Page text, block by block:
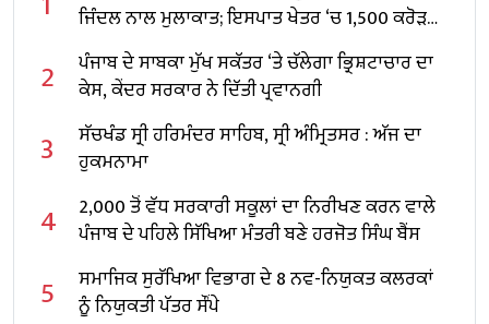
ਜਿੰਦਲ ਨਾਲ ਮੁਲਾਕਾਤ; ਇਸਪਾਤ ਖੇਤਰ ‘ਚ ₹1,500 ਕਰੋੜ
ਨਿਵੇਸ਼ ਦਾ ਐਲਾਨ
2
ਪੰਜਾਬ ਦੇ ਸਾਬਕਾ ਮੁੱਖ ਸਕੱਤਰ ‘ਤੇ ਚੱਲੇਗਾ ਭ੍ਰਿਸ਼ਟਾਚਾਰ ਦਾ
ਕੇਸ, ਕੇਂਦਰ ਸਰਕਾਰ ਨੇ ਦਿੱਤੀ ਪ੍ਰਵਾਨਗੀ
3
ਸੱਚਖੰਡ ਸ੍ਰੀ ਹਰਿਮੰਦਰ ਸਾਹਿਬ, ਸ੍ਰੀ ਅੰਮ੍ਰਿਤਸਰ : ਅੱਜ ਦਾ
ਹੁਕਮਨਾਮਾ
4
2,000 ਤੋਂ ਵੱਧ ਸਰਕਾਰੀ ਸਕੂਲਾਂ ਦਾ ਨਿਰੀਖਣ ਕਰਨ ਵਾਲੇ
ਪੰਜਾਬ ਦੇ ਪਹਿਲੇ ਸਿੱਖਿਆ ਮੰਤਰੀ ਬਣੇ ਹਰਜੋਤ ਸਿੰਘ ਬੈਂਸ
5
ਸਮਾਜਿਕ ਸੁਰੱਖਿਆ ਵਿਭਾਗ ਦੇ 8 ਨਵ-ਨਿਯੁਕਤ ਕਲਰਕਾਂ
ਨੂੰ ਨਿਯੁਕਤੀ ਪੱਤਰ ਸੌਂਪੇ